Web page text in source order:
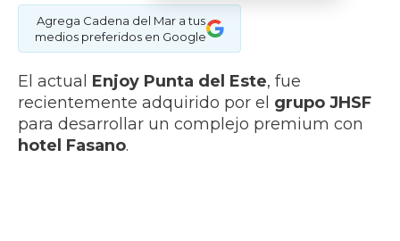
Agrega Cadena del Mar a tus
medios preferidos en Google
El actual Enjoy Punta del Este, fue
recientemente adquirido por el grupo JHSF
para desarrollar un complejo premium con
hotel Fasano.